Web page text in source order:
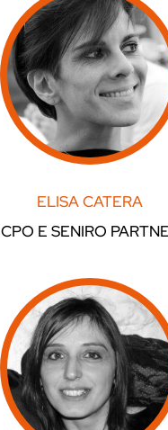
ELISA CATERA
CPO E SENIRO